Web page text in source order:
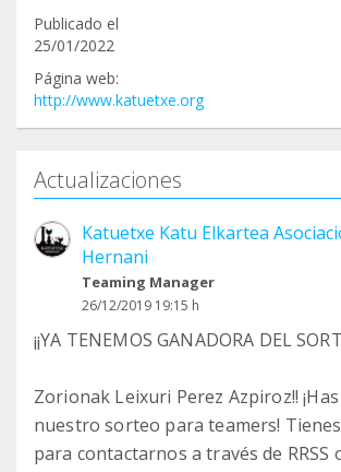
Publicado el
25/01/2022
Página web:
http://www.katuetxe.org
Actualizaciones
Katuetxe Katu Elkartea
Hernani
Teaming Manager
26/12/2019 19:15 h
¡¡YA TENEMOS GANADORA DEL
Zorionak Leixuri Perez Azpiroz!!
nuestro sorteo para teamers!
para contactarnos a través de RRSS